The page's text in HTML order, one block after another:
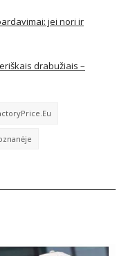
jei nori ir
drabužiais –